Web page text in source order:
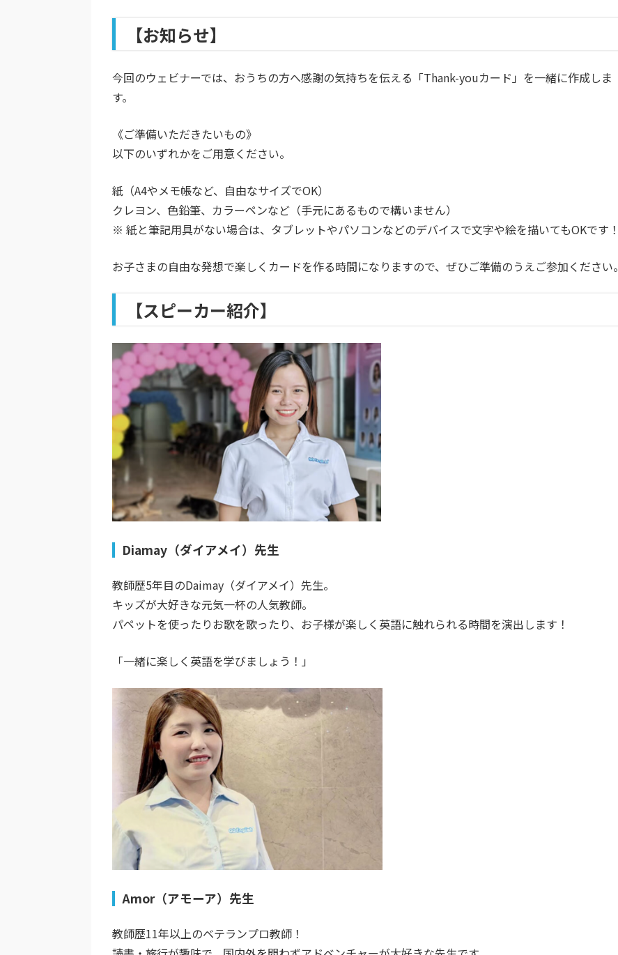
【お知らせ】
今回のウェビナーでは、おうちの方へ感謝の気持ちを伝える「Thank-youカード」を一緒に作成しま
す。
《ご準備いただきたいもの》
以下のいずれかをご用意ください。
紙（A4やメモ帳など、自由なサイズでOK）
クレヨン、色鉛筆、カラーペンなど（手元にあるもので構いません）
※ 紙と筆記用具がない場合は、タブレットやパソコンなどのデバイスで文字や絵を描いてもOKです！
お子さまの自由な発想で楽しくカードを作る時間になりますので、ぜひご準備のうえご参加ください。
【スピーカー紹介】
Diamay（ダイアメイ）先生
教師歴5年目のDaimay（ダイアメイ）先生。
キッズが大好きな元気一杯の人気教師。
パペットを使ったりお歌を歌ったり、お子様が楽しく英語に触れられる時間を演出します！
「一緒に楽しく英語を学びましょう！」
Amor（アモーア）先生
教師歴11年以上のベテランプロ教師！